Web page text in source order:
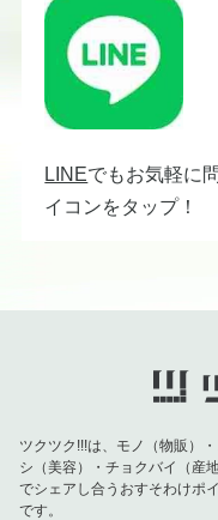
LINE​でもお気軽に
イコンをタップ！
ツクツク!!!は、モノ（物販）
シ（美容）・チョクバイ（産
でシェアし合うおすそわけポ
です。